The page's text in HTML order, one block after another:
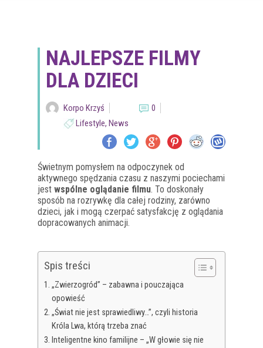
NAJLEPSZE FILMY
DLA DZIECI
Korpo Krzyś
0
Lifestyle, News
Świetnym pomysłem na odpoczynek od
aktywnego spędzania czasu z naszymi pociechami
jest wspólne oglądanie filmu. To doskonały
sposób na rozrywkę dla całej rodziny, zarówno
dzieci, jak i mogą czerpać satysfakcję z oglądania
dopracowanych animacji.
Spis treści
„Zwierzogród” – zabawna i pouczająca
opowieść
„Świat nie jest sprawiedliwy…”, czyli historia
Króla Lwa, którą trzeba znać
Inteligentne kino familijne – „W głowie się nie